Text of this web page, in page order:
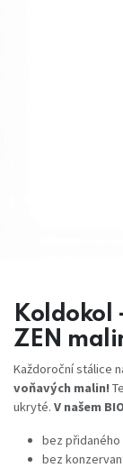
Koldokol
ZEN
Každoroční stálice
voňavých malin!
ukryté. V našem
bez přidaného
bez